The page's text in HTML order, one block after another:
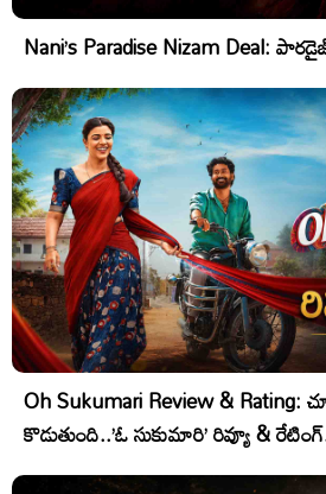
Nani’s Paradise Nizam Deal:
Oh Sukumari Review & Rating:
కొడుతుంది..’ఓ సుకుమారి’ రివ్యూ &